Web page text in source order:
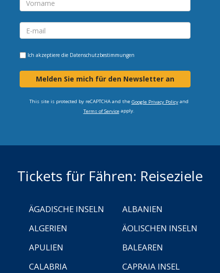
Ich akzeptiere die Datenschutzbestimmungen
Melden Sie mich für den Newsletter an
This site is protected by reCAPTCHA and the Google Privacy Policyand
Terms of Serviceapply.
Tickets für Fähren: Reiseziele
ÄGADISCHE INSELN
ALBANIEN
ALGERIEN
ÄOLISCHEN INSELN
APULIEN
BALEAREN
CALABRIA
CAPRAIA INSEL